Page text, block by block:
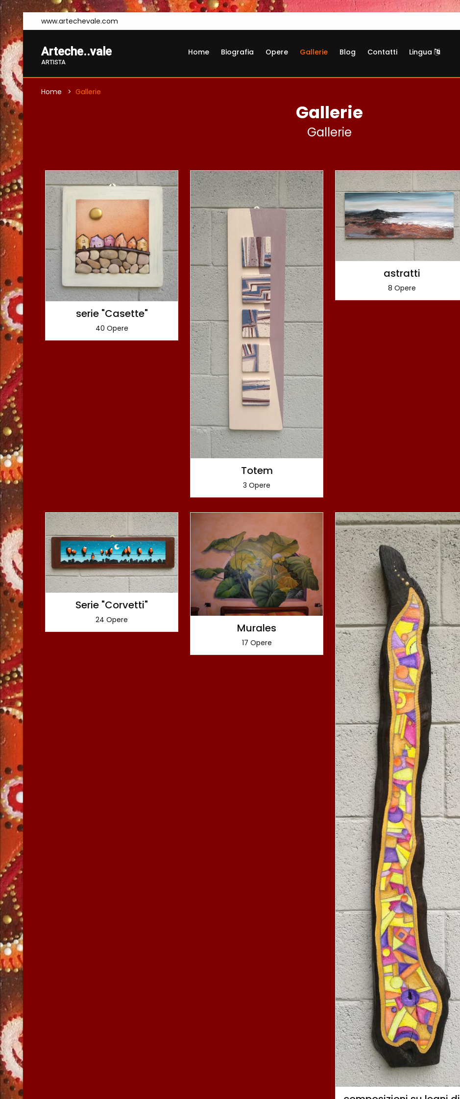
www.artechevale.com
Arteche..vale
ARTISTA
Home Biografia Opere Gallerie Blog Contatti Lingua
Home Gallerie
Gallerie
Gallerie
serie "Casette"
40 Opere
Totem
3 Opere
astratti
8 Opere
Serie "Corvetti"
24 Opere
Murales
17 Opere